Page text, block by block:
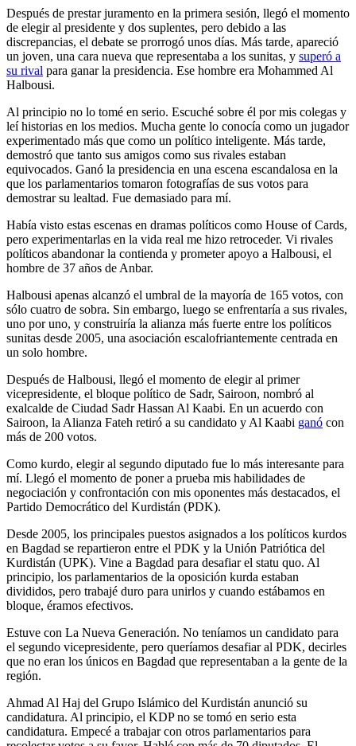
Después de prestar juramento en la primera sesión, llegó el momento
de elegir al presidente y dos suplentes, pero debido a las
discrepancias, el debate se prorrogó unos días. Más tarde, apareció
un joven, una cara nueva que representaba a los sunitas, y superó a
su rival para ganar la presidencia. Ese hombre era Mohammed Al
Halbousi.
Al principio no lo tomé en serio. Escuché sobre él por mis colegas y
leí historias en los medios. Mucha gente lo conocía como un jugador
experimentado más que como un político inteligente. Más tarde,
demostró que tanto sus amigos como sus rivales estaban
equivocados. Ganó la presidencia en una escena escandalosa en la
que los parlamentarios tomaron fotografías de sus votos para
demostrar su lealtad. Fue demasiado para mí.
Había visto estas escenas en dramas políticos como House of Cards,
pero experimentarlas en la vida real me hizo retroceder. Vi rivales
políticos abandonar la contienda y prometer apoyo a Halbousi, el
hombre de 37 años de Anbar.
Halbousi apenas alcanzó el umbral de la mayoría de 165 votos, con
sólo cuatro de sobra. Sin embargo, luego se enfrentaría a sus rivales,
uno por uno, y construiría la alianza más fuerte entre los políticos
sunitas desde 2005, una asociación escalofriantemente centrada en
un solo hombre.
Después de Halbousi, llegó el momento de elegir al primer
vicepresidente, el bloque político de Sadr, Sairoon, nombró al
exalcalde de Ciudad Sadr Hassan Al Kaabi. En un acuerdo con
Sairoon, la Alianza Fateh retiró a su candidato y Al Kaabi ganó con
más de 200 votos.
Como kurdo, elegir al segundo diputado fue lo más interesante para
mí. Llegó el momento de poner a prueba mis habilidades de
negociación y confrontación con mis oponentes más destacados, el
Partido Democrático del Kurdistán (PDK).
Desde 2005, los principales puestos asignados a los políticos kurdos
en Bagdad se repartieron entre el PDK y la Unión Patriótica del
Kurdistán (UPK). Vine a Bagdad para desafiar el statu quo. Al
principio, los parlamentarios de la oposición kurda estaban
divididos, pero trabajé duro para unirlos y cuando estábamos en
bloque, éramos efectivos.
Estuve con La Nueva Generación. No teníamos un candidato para
el segundo vicepresidente, pero queríamos desafiar al PDK, decirles
que no eran los únicos en Bagdad que representaban a la gente de la
región.
Ahmad Al Haj del Grupo Islámico del Kurdistán anunció su
candidatura. Al principio, el KDP no se tomó en serio esta
candidatura. Empecé a trabajar con otros parlamentarios para